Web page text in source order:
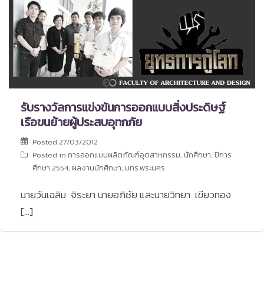
รับรางวัลการแข่งขันการออกแบบสิ่งประดิษฐ์
เรือขนย้ายผู้ประสบอุทกภัย
Posted 27/03/2012
Posted in การออกแบบผลิตภัณฑ์อุตสาหกรรม, นักศึกษา, ปีการ
ศึกษา 2554, ผลงานนักศึกษา, มทร.พระนคร
นายวันเฉลิม จิระยา นายอภิชัย และนายวิทยา เขียวทอง
[…]